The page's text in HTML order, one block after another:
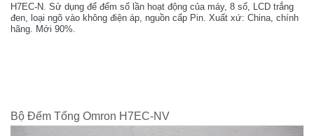
H7EC-N. Sử dụng để đếm số lần hoạt động của máy, 8 số, LCD trắng
đen, loại ngõ vào không điện áp, nguồn cấp Pin. Xuất xứ: China, chính
hãng. Mới 90%.
Bộ Đếm Tổng Omron H7EC-NV